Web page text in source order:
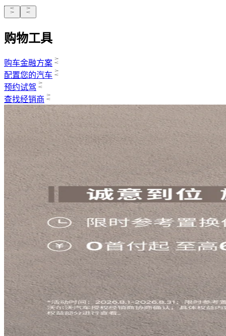
购物工具
购车金融方案
配置您的汽车
预约试驾
查找经销商